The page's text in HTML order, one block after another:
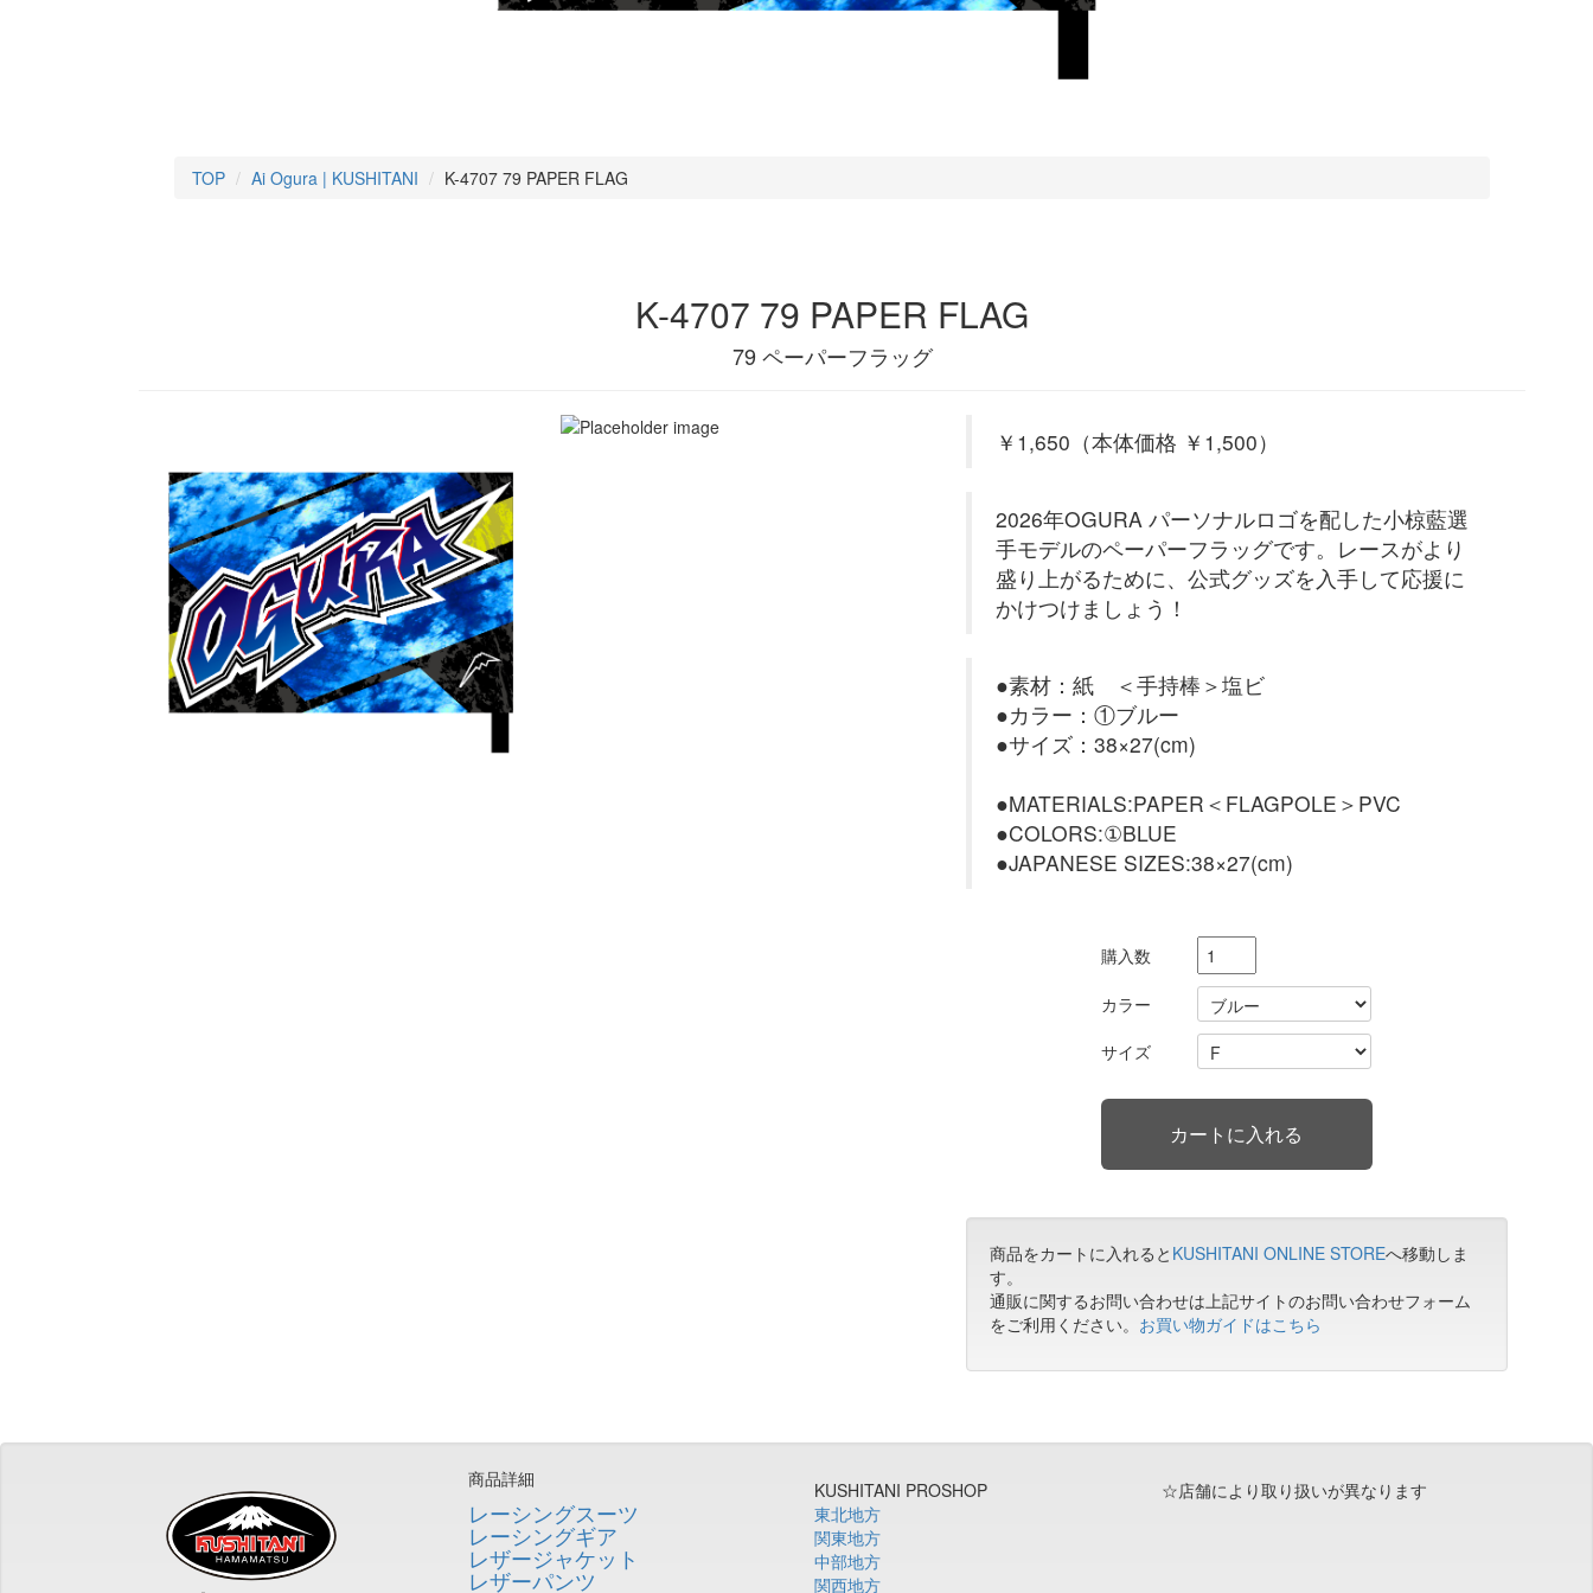
TOP Ai Ogura | KUSHITANI K-4707 79 PAPER FLAG
K-4707 79 PAPER FLAG
79 ペーパーフラッグ
￥1,650（本体価格 ￥1,500）
2026年OGURA パーソナルロゴを配した小椋藍選
手モデルのペーパーフラッグです。レースがより
盛り上がるために、公式グッズを入手して応援に
かけつけましょう！
●素材：紙 ＜手持棒＞塩ビ
●カラー：①ブルー
●サイズ：38×27(cm)
●MATERIALS:PAPER＜FLAGPOLE＞PVC
●COLORS:①BLUE
●JAPANESE SIZES:38×27(cm)
購入数
カラー
サイズ
商品をカートに入れると KUSHITANI ONLINE STOREへ移動しま
す。
通販に関するお問い合わせは上記サイトのお問い合わせフォーム
をご利用ください。 お買い物ガイドはこちら
商品詳細
レーシングスーツ
レーシングギア
レザージャケット
レザーパンツ
KUSHITANI PROSHOP
東北地方
関東地方
中部地方
関西地方
☆店舗により取り扱いが異なります